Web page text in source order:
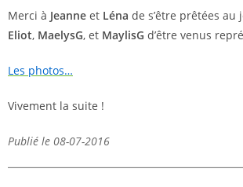
Merci à Jeanne et Léna de s’être prêtées au
Eliot, MaelysG, et MaylisG d’être venus
Les photos…
Vivement la suite !
Publié le 08-07-2016